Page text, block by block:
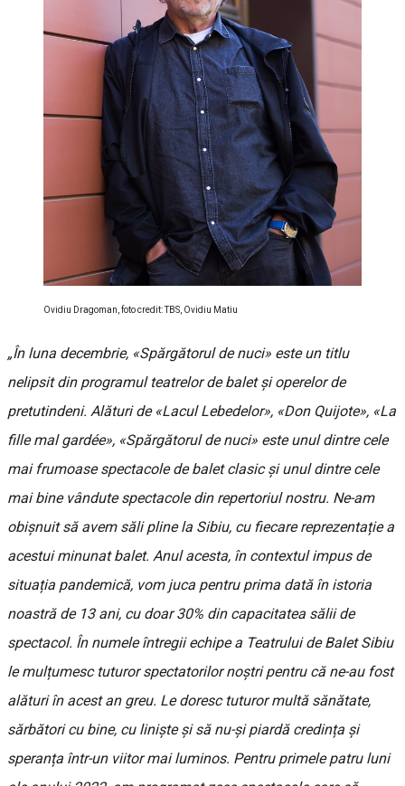
Ovidiu Dragoman, foto credit: TBS, Ovidiu Matiu
„În luna decembrie, «Spărgătorul de nuci» este un titlu
nelipsit din programul teatrelor de balet și operelor de
pretutindeni. Alături de «Lacul Lebedelor», «Don Quijote», «La
fille mal gardée», «Spărgătorul de nuci» este unul dintre cele
mai frumoase spectacole de balet clasic și unul dintre cele
mai bine vândute spectacole din repertoriul nostru. Ne-am
obișnuit să avem săli pline la Sibiu, cu fiecare reprezentație a
acestui minunat balet. Anul acesta, în contextul impus de
situația pandemică, vom juca pentru prima dată în istoria
noastră de 13 ani, cu doar 30% din capacitatea sălii de
spectacol. În numele întregii echipe a Teatrului de Balet Sibiu
le mulțumesc tuturor spectatorilor noștri pentru că ne-au fost
alături în acest an greu. Le doresc tuturor multă sănătate,
sărbători cu bine, cu liniște și să nu-și piardă credința și
speranța într-un viitor mai luminos. Pentru primele patru luni